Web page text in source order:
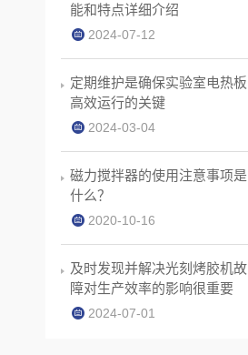
能和特点详细介绍
2024-07-12
定期维护是确保实验室电热板
高效运行的关键
2024-03-04
磁力搅拌器的使用注意事项是
什么？
2020-10-16
及时发现并解决光刻烤胶机故
障对生产效率的影响很重要
2024-07-01